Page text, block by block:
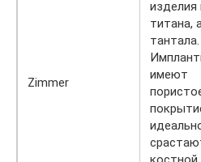
Zimmer
изделия
титана,
тантала.
имеют